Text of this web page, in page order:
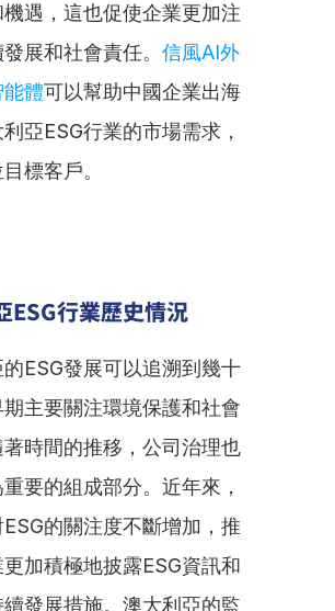
遇，這也促使企業更加注
展和社會責任。 信風AI外
體可以幫助中國企業出海
亞ESG行業的市場需求，
標客戶。
ESG行業歷史情況
ESG發展可以追溯到幾十
主要關注環境保護和社會
時間的推移，公司治理也
要的組成部分。近年來，
的關注度不斷增加，推
加積極地披露ESG資訊和
發展措施。澳大利亞的監